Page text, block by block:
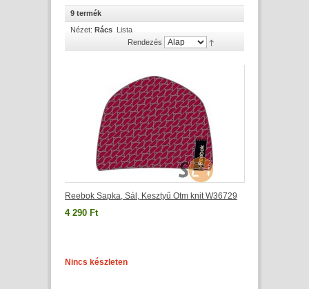
9 termék
Nézet: Rács Lista
Rendezés
Reebok Sapka, Sál, Kesztyű Otm knit W36729
4 290 Ft
Nincs készleten